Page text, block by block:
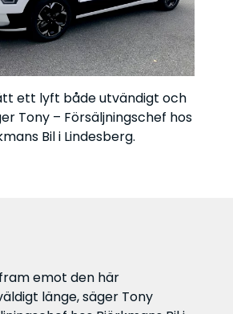
ett lyft både utvändigt och
Tony – Försäljningschef hos
Bil i Lindesberg.
emot den här
länge, säger Tony